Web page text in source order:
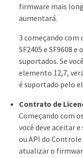
firmware mais
aumentará.
3 começando com
SF2405 e SF9608 e
suportados. Se
elemento 12,7,
é suportado pelo
Contrato de
Começando com
você deve aceitar
ou API do
atualizar o